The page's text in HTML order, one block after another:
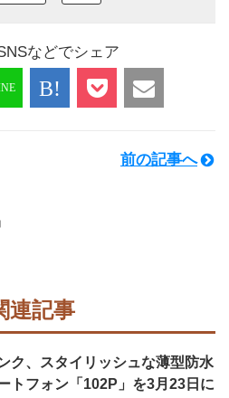
などでシェア
前の記事へ
連記事
ク、スタイリッシュな薄型防水
トフォン「102P」を3月23日に